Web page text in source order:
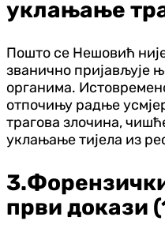
уклањање
Пошто се Нешовић
званично пријављује
органима.
отпочињу радње
трагова злочина,
уклањање тијела из
први докази